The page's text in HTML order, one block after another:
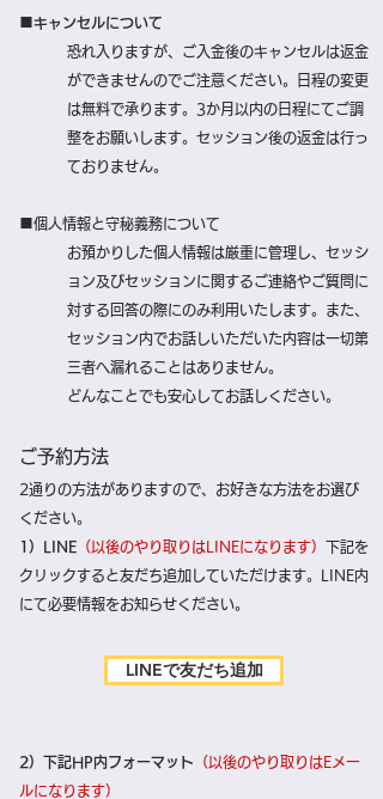
■キャンセルについて
恐れ入りますが、ご入金後のキャンセルは返金
ができませんのでご注意ください。
​日程の変更
は無料で承ります。 3か月以内の日程にてご調
整をお願いします。 セッション後の返金は行っ
ておりません。
■個人情報と守秘義務について
お預かりした個人情報は厳重に管理し、 セッシ
ョン及びセッションに関するご連絡やご質問に
対する回答の際にのみ利用いたします。 また、
セッション内でお話しいただいた内容は一切第
三者へ漏れることはありません。
どんなことでも安心してお話しください。
ご予約方法
2通りの方法がありますので、お好きな方法をお選び
ください。
1）LINE （以後のやり取りはLINEになります） 下記を
クリックすると友だち追加していただけます。 LINE内
にて必要情報をお知らせください。
2）下記HP内フォーマット （以後のやり取りはEメー
ルになります）
LINEで友だち追加